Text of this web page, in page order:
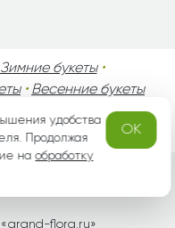
Зимние букеты•
• Весенние букеты
•
grand-flora.ru»
удобства
Продолжая
наобработку
OK